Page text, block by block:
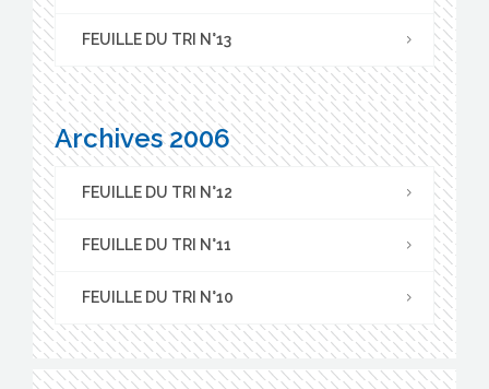
FEUILLE DU TRI N°13
Archives 2006
FEUILLE DU TRI N°12
FEUILLE DU TRI N°11
FEUILLE DU TRI N°10